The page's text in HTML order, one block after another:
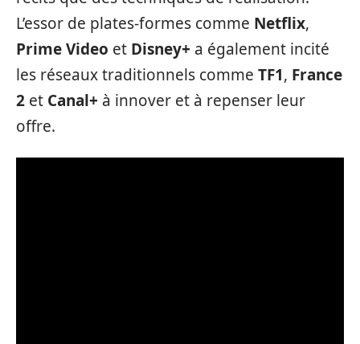
L’essor de plates-formes comme Netflix,
Prime Video et Disney+ a également incité
les réseaux traditionnels comme TF1, France
2 et Canal+ à innover et à repenser leur
offre.